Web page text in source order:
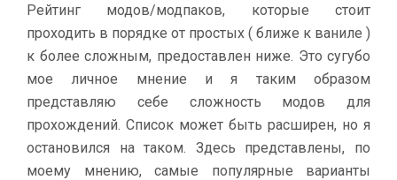
Рейтинг модов/модпаков, которые стоит
проходить в порядке от простых ( ближе к ваниле )
к более сложным, предоставлен ниже. Это сугубо
мое личное мнение и я таким образом
представляю себе сложность модов для
прохождений. Список может быть расширен, но я
остановился на таком. Здесь представлены, по
моему мнению, самые популярные варианты